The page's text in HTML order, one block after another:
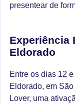
presentear de
Experiência
Eldorado
Entre os dias 12
Eldorado, em
Lover, uma